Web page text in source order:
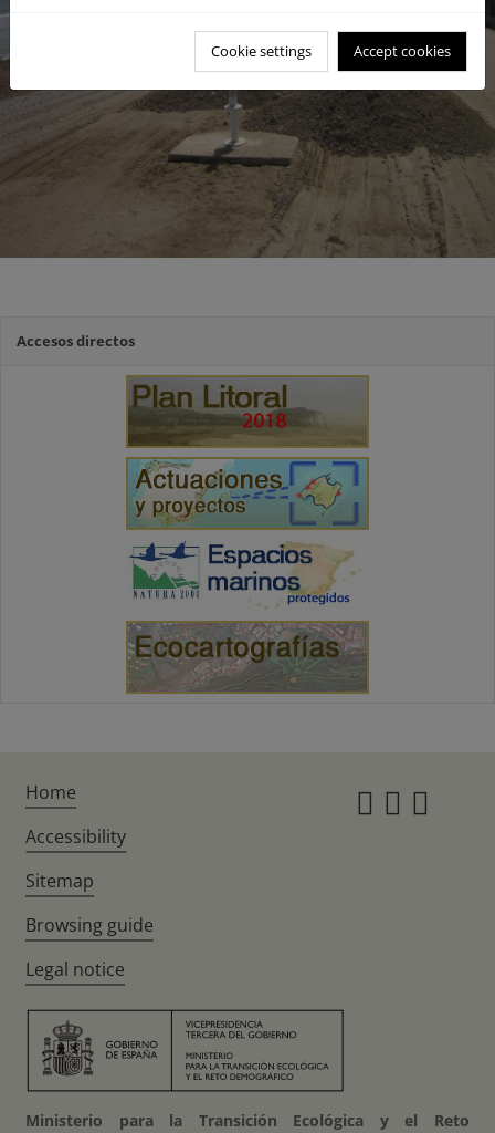
Accesos directos
Cookie settings Accept cookies
Home
Accessibility
Sitemap
Browsing guide
Legal notice
Ministerio para la Transición Ecológica y el Reto